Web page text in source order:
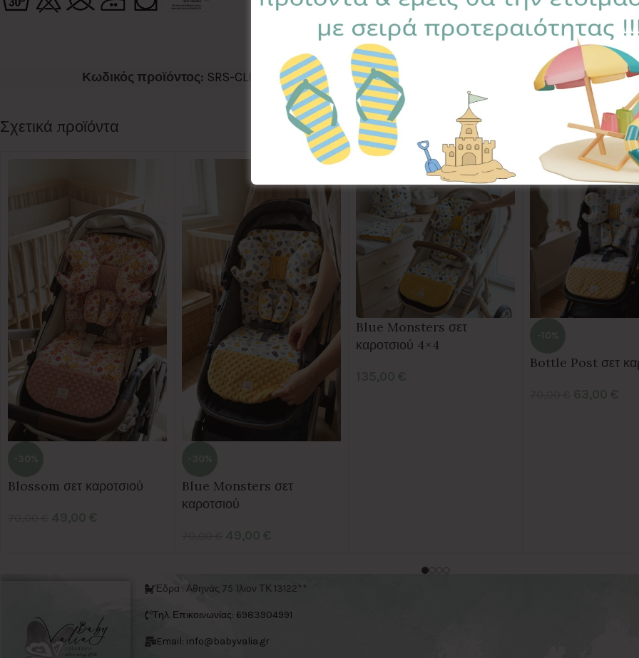
Κωδικός προϊόντος: SRS-CLΚατηγορίες:ΣΕΤ ΚΑΡΟΤΣΙΟΥ ΣΕΤΑΚΙΑ ΚΑΡΟΤΣΙΟΥ Ετικέτα:
Σχετικά προϊόντα
Blossom σετ καροτσιού
Blue Monsters σετ
καροτσιού
Blue Monsters σετ
καροτσιού 4×4
Bottle Post σετ
Έδρα : Αθηνάς 75 Ίλιον ΤΚ 13122**
Τηλ. Επικοινωνίας: 6983904991
Email: info@babyvalia.gr